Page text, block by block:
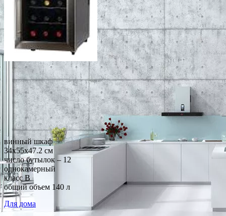
винный шкаф
34x55x47.2 см
число бутылок – 12
однокамерный
класс B
общий объем 140 л
Для дома